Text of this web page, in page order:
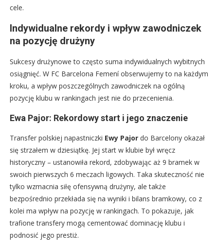
cele.
Indywidualne rekordy i wpływ zawodniczek
na pozycję drużyny
Sukcesy drużynowe to często suma indywidualnych wybitnych
osiągnięć. W FC Barcelona Femení obserwujemy to na każdym
kroku, a wpływ poszczególnych zawodniczek na ogólną
pozycję klubu w rankingach jest nie do przecenienia.
Ewa Pajor: Rekordowy start i jego znaczenie
Transfer polskiej napastniczki Ewy Pajor do Barcelony okazał
się strzałem w dziesiątkę. Jej start w klubie był wręcz
historyczny – ustanowiła rekord, zdobywając aż 9 bramek w
swoich pierwszych 6 meczach ligowych. Taka skuteczność nie
tylko wzmacnia siłę ofensywną drużyny, ale także
bezpośrednio przekłada się na wyniki i bilans bramkowy, co z
kolei ma wpływ na pozycję w rankingach. To pokazuje, jak
trafione transfery mogą cementować dominację klubu i
podnosić jego prestiż.